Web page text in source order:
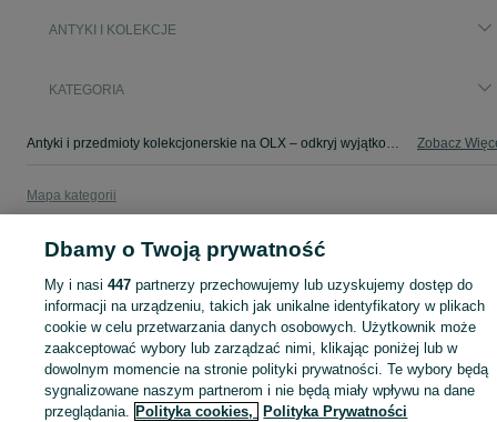
ANTYKI I KOLEKCJE
KATEGORIA
Antyki i przedmioty kolekcjonerskie na OLX – odkryj wyjątkowe oferty antyków i rzadkich przedmiotów. Sprawdź unikalne kolekcje! Jaworzno Bankowe i okolice. Zobacz
Mapa kategorii
Mapa ministron
Popularne wyszukiwania
Dbamy o Twoją prywatność
My i nasi447 partnerzy przechowujemy lub uzyskujemy dostęp do
informacji na urządzeniu, takich jak unikalne identyfikatory w plikach
cookie w celu przetwarzania danych osobowych. Użytkownik może
zaakceptować wybory lub zarządzać nimi, klikając poniżej lub w
dowolnym momencie na stronie polityki prywatności. Te wybory będą
sygnalizowane naszym partnerom i nie będą miały wpływu na dane
przeglądania. Polityka cookies, Polityka Prywatności